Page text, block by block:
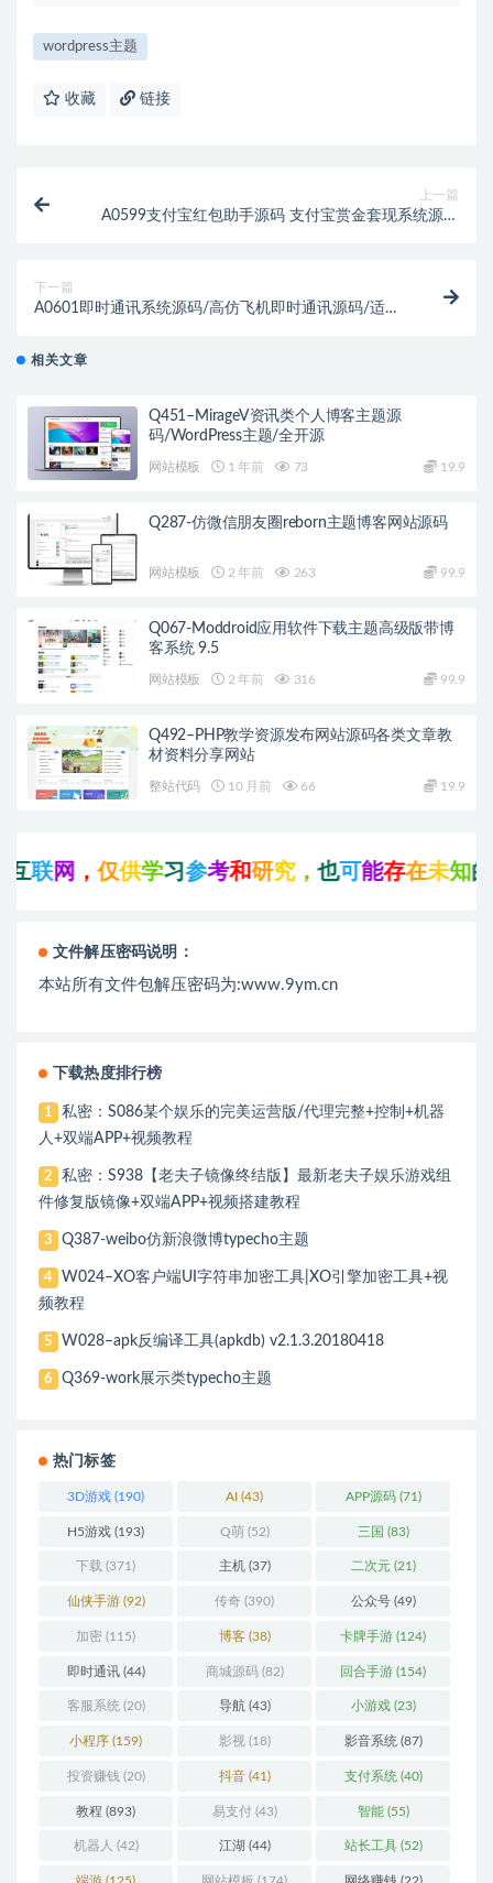
wordpress主题
收藏 链接
上一篇
A0599支付宝红包助手源码 支付宝赏金套现系统源码
下一篇
A0601即时通讯系统源码/高仿飞机即时通讯源码/适配
相关文章
Q451–MirageV资讯类个人博客主题源
码/WordPress主题/全开源
网站模板 1 年前 73 19.9
Q287-仿微信朋友圈reborn主题博客网站源码
网站模板 2 年前 263 99.9
Q067-Moddroid应用软件下载主题高级版带博
客系统 9.5
网站模板 2 年前 316 99.9
Q492–PHP教学资源发布网站源码各类文章教
材资料分享网站
整站代码 10 月前 66 19.9
联 网，仅 供学习参考和研究，也 可能 存在未知的B
文件解压密码说明：
本站所有文件包解压密码为:www.9ym.cn
下载热度排行榜
1
私密：S086某个娱乐的完美运营版/代理完整+控制+机器
人+双端APP+视频教程
2
私密：S938【老夫子镜像终结版】最新老夫子娱乐游戏组
件修复版镜像+双端APP+视频搭建教程
3 Q387-weibo仿新浪微博typecho主题
4
W024–XO客户端UI字符串加密工具|XO引擎加密工具+视
频教程
5 W028–apk反编译工具(apkdb) v2.1.3.20180418
6 Q369-work展示类typecho主题
热门标签
3D游戏 (190) AI (43) APP源码(71)
H5游戏 (193) Q萌(52) 三国 (83)
下载 (371) 主机(37) 二次元(21)
仙侠手游(92) 传奇 (390) 公众号(49)
加密 (115) 博客(38) 卡牌手游 (124)
即时通讯(44) 商城源码(82) 回合手游 (154)
客服系统 (20) 导航(43) 小游戏(23)
小程序 (159) 影视(18) 影音系统 (87)
投资赚钱 (20) 抖音(41) 支付系统 (40)
教程 (893) 易支付(43) 智能(55)
机器人 (42) 江湖 (44) 站长工具(52)